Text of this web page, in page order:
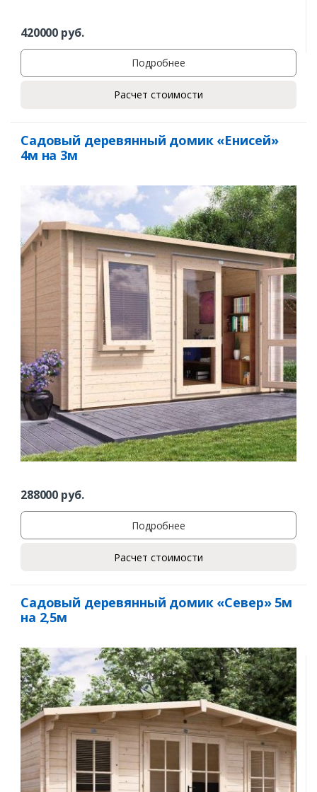
Заказать
Ваше имя*
Ваш телефон*
Комментарий к заказу
420000 руб.
Подробнее
Расчет стоимости
Садовый деревянный домик «Енисей»
4м на 3м
288000 руб.
Подробнее
Расчет стоимости
Садовый деревянный домик «Север» 5м
на 2,5м